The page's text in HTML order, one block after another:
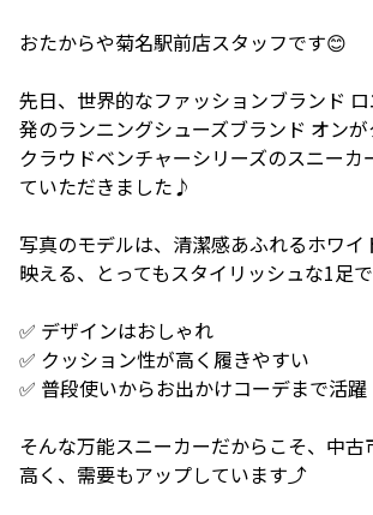
おたからや菊名駅前店スタッフです😊
先日、世界的なファッションブランド
発のランニングシューズブランド オン
クラウドベンチャーシリーズのスニーカ
ていただきました♪
写真のモデルは、清潔感あふれるホワイ
映える、とってもスタイリッシュな1足
✅ デザインはおしゃれ
✅ クッション性が高く履きやすい
✅ 普段使いからお出かけコーデまで活躍
そんな万能スニーカーだからこそ、中古
高く、需要もアップしています⤴️